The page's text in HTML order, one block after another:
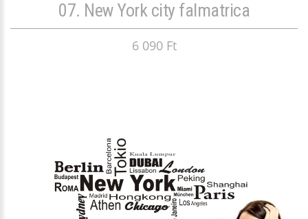
07. New York city falmatrica
6 090 Ft